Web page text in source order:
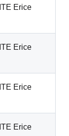
ITE Erice
ITE Erice
ITE Erice
ITE Erice